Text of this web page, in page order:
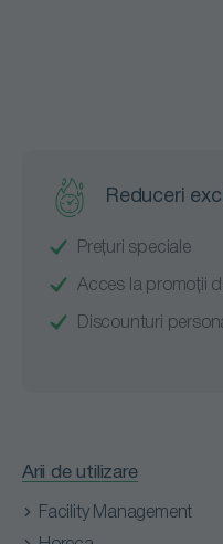
Reduceri
Prețuri speciale
Acces la promoții
Discounturi
Arii de utilizare
Facility Management